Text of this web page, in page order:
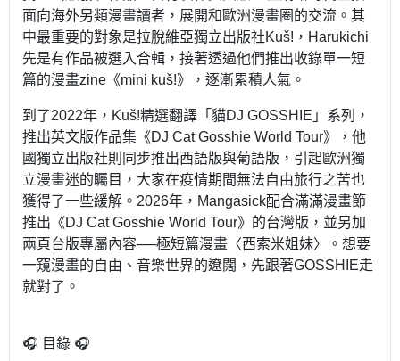
面向海外另類漫畫讀者，展開和歐洲漫畫圈的交流。其
中最重要的對象是拉脫維亞獨立出版社Kuš!，Harukichi
先是有作品被選入合輯，接著透過他們推出收錄單一短
篇的漫畫zine《mini kuš!》，逐漸累積人氣。
到了2022年，Kuš!精選翻譯「貓DJ GOSSHIE」系列，
推出英文版作品集《DJ Cat Gosshie World Tour》，他
國獨立出版社則同步推出西語版與葡語版，引起歐洲獨
立漫畫迷的矚目，大家在疫情期間無法自由旅行之苦也
獲得了一些緩解。2026年，Mangasick配合滿滿漫畫節
推出《DJ Cat Gosshie World Tour》的台灣版，並另加
兩頁台版專屬內容──極短篇漫畫〈西索米姐妹〉。想要
一窺漫畫的自由、音樂世界的遼闊，先跟著GOSSHIE走
就對了。
🎧 目錄 🎧